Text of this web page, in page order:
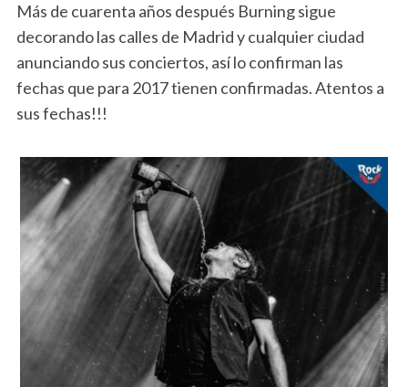
Más de cuarenta años después Burning sigue
decorando las calles de Madrid y cualquier ciudad
anunciando sus conciertos, así lo confirman las
fechas que para 2017 tienen confirmadas. Atentos a
sus fechas!!!